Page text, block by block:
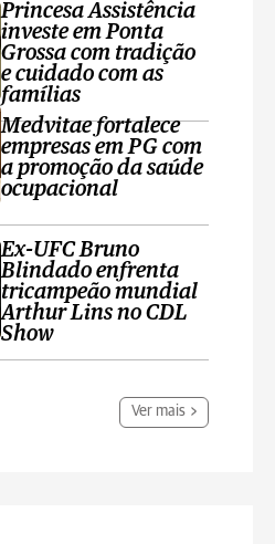
Princesa Assistência
investe em Ponta
Grossa com tradição
e cuidado com as
famílias
Medvitae fortalece
empresas em PG com
a promoção da saúde
ocupacional
Ex-UFC Bruno
Blindado enfrenta
tricampeão mundial
Arthur Lins no CDL
Show
Ver mais